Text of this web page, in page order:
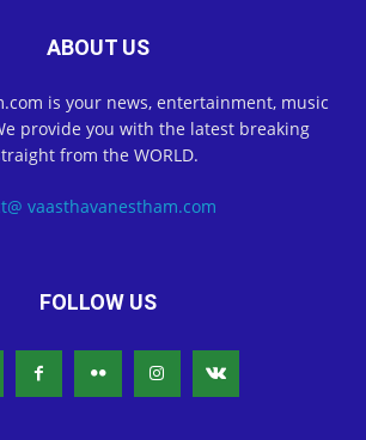
ABOUT US
is your news, entertainment, music
provide you with the latest breaking
from the WORLD.
vaasthavanestham.com
FOLLOW US